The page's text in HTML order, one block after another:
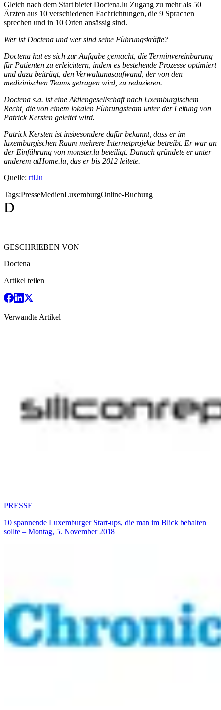
Gleich nach dem Start bietet Doctena.lu Zugang zu mehr als 50
Ärzten aus 10 verschiedenen Fachrichtungen, die 9 Sprachen
sprechen und in 10 Orten ansässig sind.
Wer ist Doctena und wer sind seine Führungskräfte?
Doctena hat es sich zur Aufgabe gemacht, die Terminvereinbarung
für Patienten zu erleichtern, indem es bestehende Prozesse optimiert
und dazu beiträgt, den Verwaltungsaufwand, der von den
medizinischen Teams getragen wird, zu reduzieren.
Doctena s.a. ist eine Aktiengesellschaft nach luxemburgischem
Recht, die von einem lokalen Führungsteam unter der Leitung von
Patrick Kersten geleitet wird.
Patrick Kersten ist insbesondere dafür bekannt, dass er im
luxemburgischen Raum mehrere Internetprojekte betreibt. Er war an
der Einführung von monster.lu beteiligt. Danach gründete er unter
anderem atHome.lu, das er bis 2012 leitete.
Quelle: rtl.lu
Tags:PresseMedienLuxemburgOnline-Buchung
D
GESCHRIEBEN VON
Doctena
Artikel teilen
Verwandte Artikel
PRESSE
10 spannende Luxemburger Start-ups, die man im Blick behalten
sollte – Montag, 5. November 2018